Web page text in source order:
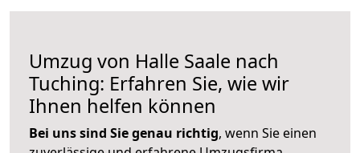
Umzug von Halle Saale nach
Tuching: Erfahren Sie, wie wir
Ihnen helfen können
Bei uns sind Sie genau richtig, wenn Sie einen